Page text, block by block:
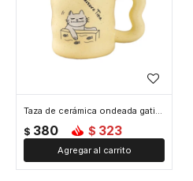
Taza de cerámica ondeada gatito - Amarillo
$ 380 $ 323